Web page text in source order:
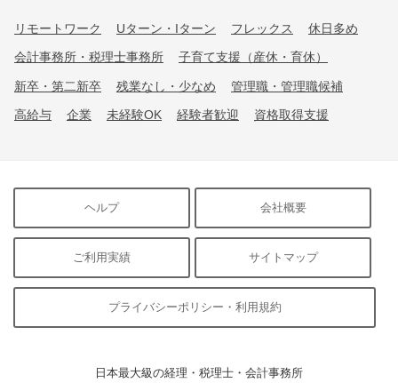
リモートワーク Uターン・Iターン フレックス 休日多め
会計事務所・税理士事務所 子育て支援（産休・育休）
新卒・第二新卒 残業なし・少なめ 管理職・管理職候補
高給与 企業 未経験OK 経験者歓迎 資格取得支援
ヘルプ 会社概要
ご利用実績 サイトマップ
プライバシーポリシー・利用規約
日本最大級の経理・税理士・会計事務所